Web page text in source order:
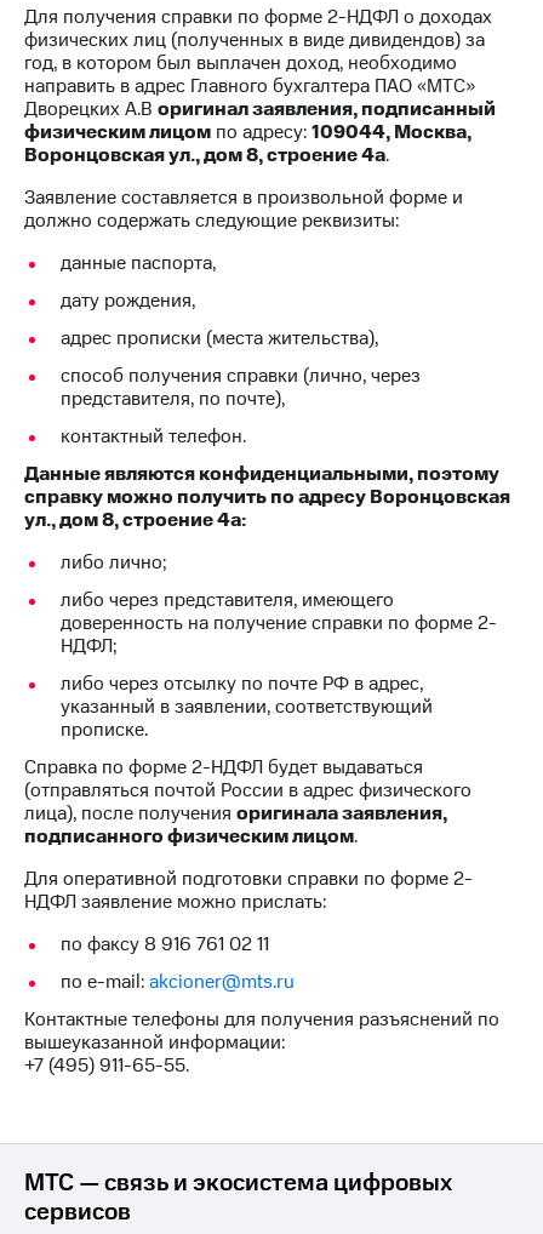
Достижения
Интервью
Финансовая
отчетность
Новости
регионе
и акционерам
Корпоративное
управление
Корпоративный
секретарь
информации
Информация
акционерам
ПАО
"МТС"
Собрания
акционеров
Личный
кабинет
акционера
Акционерный
капитал
Контроль
и
аудит
Рынок
Описание
Программа
приобретения
Порядок
акций
Дивиденды
Рынок
Описание
Уведомление
о
Для получения справки по форме 2-НДФЛ о доходах
физических лиц (полученных в виде дивидендов) за
год, в котором был выплачен доход, необходимо
направить в адрес Главного бухгалтера ПАО «МТС»
Дворецких А.В оригинал заявления, подписанный
физическим лицом по адресу:109044, Москва,
Воронцовская ул., дом 8, строение 4а.
Заявление составляется в произвольной форме и
должно содержать следующие реквизиты:
данные паспорта,
дату рождения,
адрес прописки (места жительства),
способ получения справки (лично, через
представителя, по почте),
контактный телефон.
Данные являются конфиденциальными, поэтому
справку можно получить по адресу Воронцовская
ул., дом 8, строение 4а:
либо лично;
либо через представителя, имеющего
доверенность на получение справки по форме 2-
НДФЛ;
либо через отсылку по почте РФ в адрес,
указанный в заявлении, соответствующий
прописке.
Справка по форме 2-НДФЛ будет выдаваться
(отправляться почтой России в адрес физического
лица), после получения оригинала заявления,
подписанного физическим лицом.
Для оперативной подготовки справки по форме 2-
НДФЛ заявление можно прислать:
по факсу 8 916 761 02 11
по e-mail:akcioner@mts.ru
Контактные телефоны для получения разъяснений по
вышеуказанной информации:
+7 (495) 911-65-55.
МТС — связь и экосистема цифровых
сервисов